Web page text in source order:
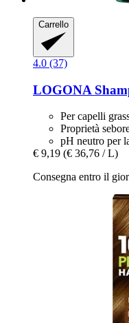
Carrello
4.0 (37)
LOGONA
Per capelli
Proprietà
pH neutro per
€ 9,19 (€ 36,76 / L)
Consegna entro il